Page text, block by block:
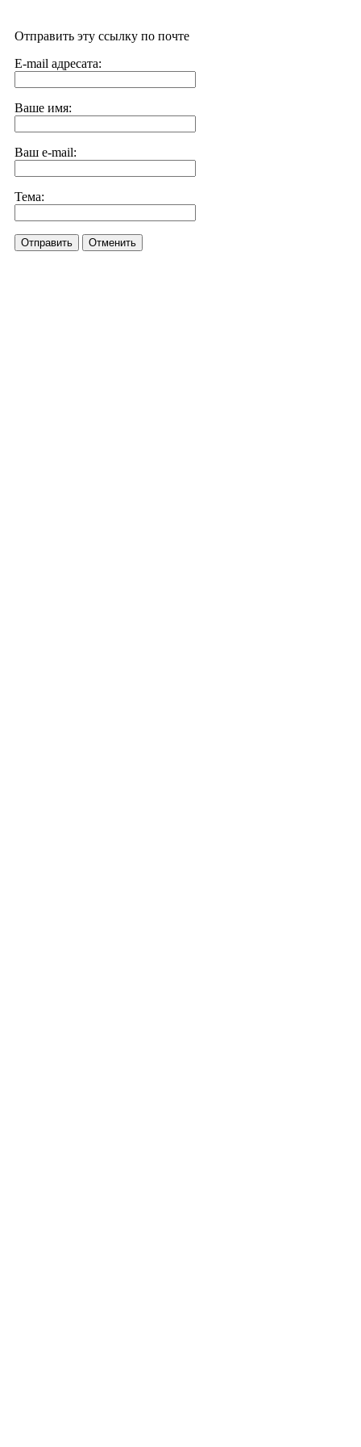
Отправить эту ссылку по почте
E-mail адресата:
Ваше имя:
Ваш e-mail:
Тема:
Отправить Отменить